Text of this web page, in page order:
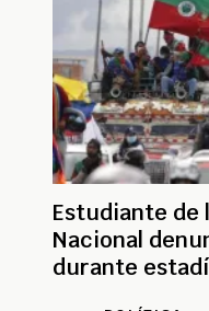
Estudiante de
Nacional
durante